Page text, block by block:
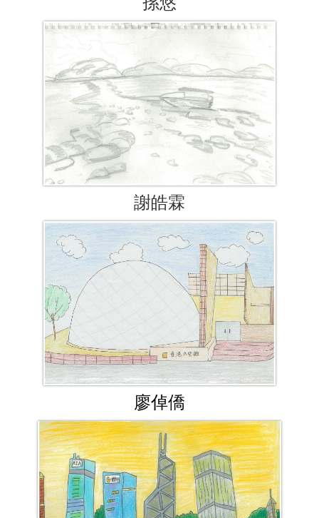
謝皓霖
廖倬僑